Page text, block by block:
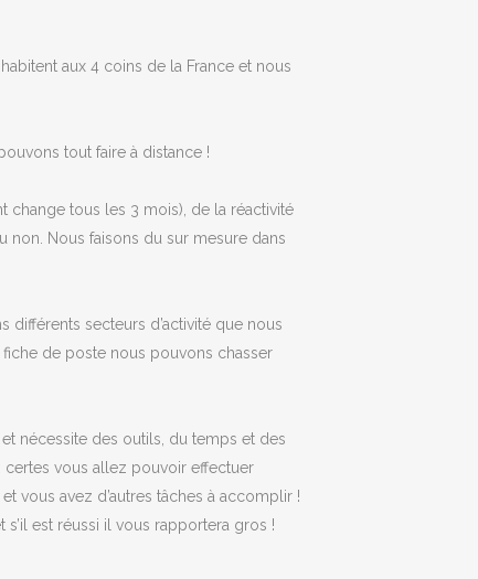
aux 4 coins de la France et nous
tout faire à distance !
change tous les 3 mois), de la réactivité
non. Nous faisons du sur mesure dans
différents secteurs d’activité que nous
fiche de poste nous pouvons chasser
nécessite des outils, du temps et des
vous allez pouvoir effectuer
vous avez d’autres tâches à accomplir !
est réussi il vous rapportera gros !